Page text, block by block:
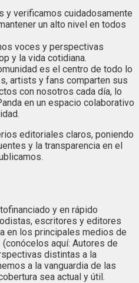
y verificamos cuidadosamente
un alto nivel en todos
voces y perspectivas
y la vida cotidiana.
es el centro de todo lo
artists y fans comparten sus
con nosotros cada día, lo
en un espacio colaborativo
editoriales claros, poniendo
y la transparencia en el
y en rápido
escritores y editores
en los principales medios de
aquí: Autores de
distintas a la
a la vanguardia de las
sea actual y útil.